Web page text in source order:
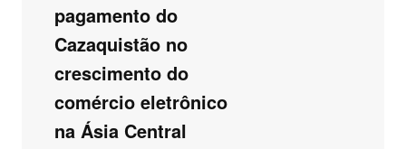
pagamento do
Cazaquistão no
crescimento do
comércio eletrônico
na Ásia Central